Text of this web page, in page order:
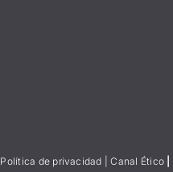
Política de privacidad |Canal Ético